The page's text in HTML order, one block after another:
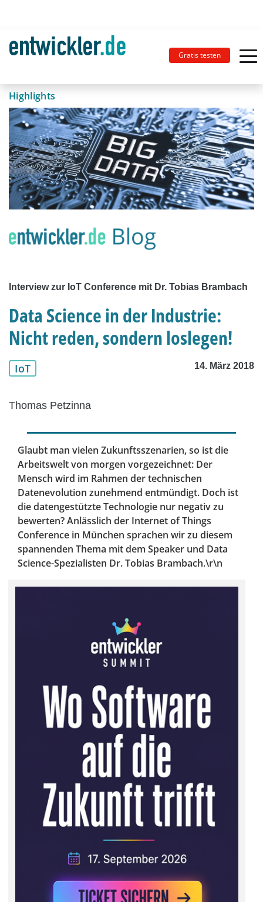
Gratis testen
Highlights
Interview zur IoT Conference mit Dr. Tobias Brambach
Data Science in der Industrie:
Nicht reden, sondern loslegen!
IoT 14. März 2018
Thomas Petzinna
Glaubt man vielen Zukunftsszenarien, so ist die
Arbeitswelt von morgen vorgezeichnet: Der
Mensch wird im Rahmen der technischen
Datenevolution zunehmend entmündigt. Doch ist
die datengestützte Technologie nur negativ zu
bewerten? Anlässlich der Internet of Things
Conference in München sprachen wir zu diesem
spannenden Thema mit dem Speaker und Data
Science-Spezialisten Dr. Tobias Brambach.\r\n